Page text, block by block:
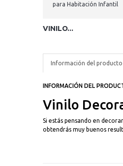
VINILO...
Información del producto
INFORMACIÓN DEL
Vinilo
Si estás pensando en
obtendrás muy buenos